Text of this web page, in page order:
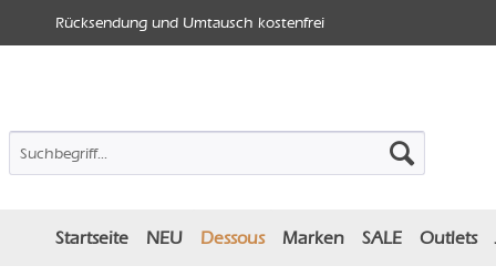
Rücksendung und Umtausch kostenfrei
Startseite NEU Dessous Marken SALE Outlets